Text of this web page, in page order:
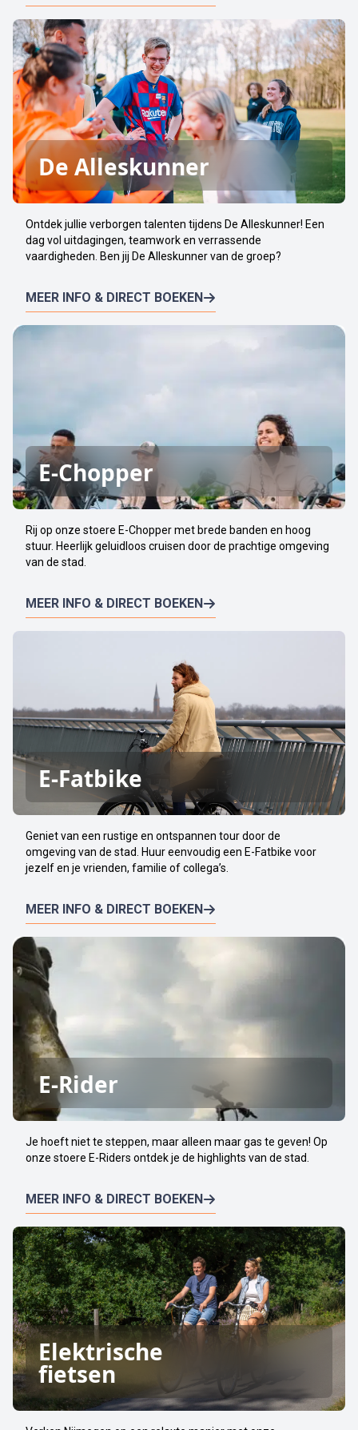
De Alleskunner
Ontdek jullie verborgen talenten tijdens De Alleskunner! Een
dag vol uitdagingen, teamwork en verrassende
vaardigheden. Ben jij De Alleskunner van de groep?
MEER INFO & DIRECT BOEKEN
E-Chopper
Rij op onze stoere E-Chopper met brede banden en hoog
stuur. Heerlijk geluidloos cruisen door de prachtige omgeving
van de stad.
MEER INFO & DIRECT BOEKEN
E-Fatbike
Geniet van een rustige en ontspannen tour door de
omgeving van de stad. Huur eenvoudig een E-Fatbike voor
jezelf en je vrienden, familie of collega’s.
MEER INFO & DIRECT BOEKEN
E-Rider
Je hoeft niet te steppen, maar alleen maar gas te geven! Op
onze stoere E-Riders ontdek je de highlights van de stad.
MEER INFO & DIRECT BOEKEN
Elektrische
fietsen